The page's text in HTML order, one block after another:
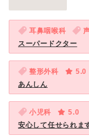
耳鼻咽喉科
スーパードクター
整形外科
5.0
あんしん
小児科
5.0
安心して任せられま